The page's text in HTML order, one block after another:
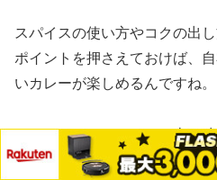
スパイスの使い方やコクの出
ポイントを押さえておけば、
いカレーが楽しめるんですね。
ここからは、ワンランク上の
をご紹介します。
ホーム 検索